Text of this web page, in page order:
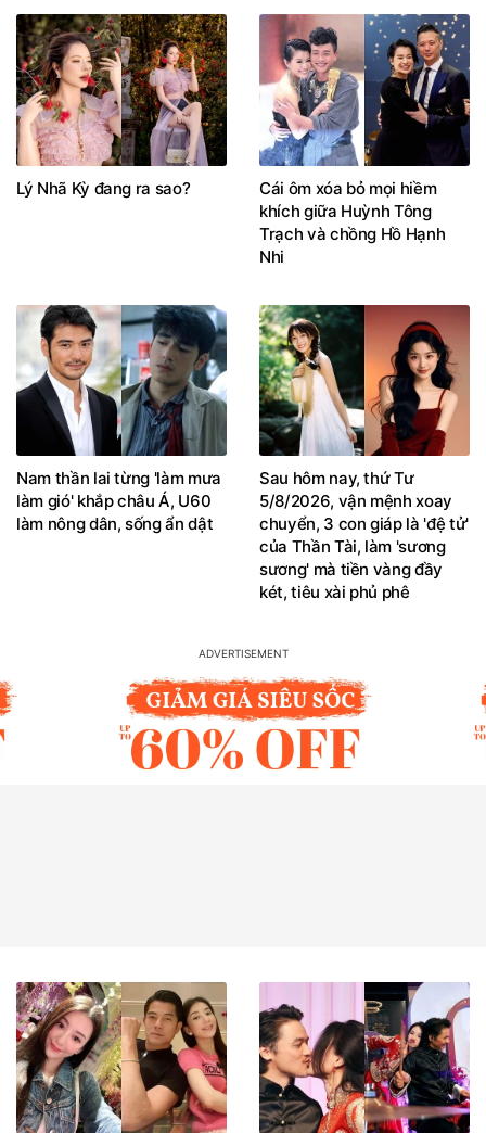
Lý Nhã Kỳ đang ra sao?
Cái ôm xóa bỏ mọi hiềm
khích giữa Huỳnh Tông
Trạch và chồng Hồ Hạnh
Nhi
Nam thần lai từng 'làm mưa
làm gió' khắp châu Á, U60
làm nông dân, sống ẩn dật
Sau hôm nay, thứ Tư
5/8/2026, vận mệnh xoay
chuyển, 3 con giáp là 'đệ tử'
của Thần Tài, làm 'sương
sương' mà tiền vàng đầy
két, tiêu xài phủ phê